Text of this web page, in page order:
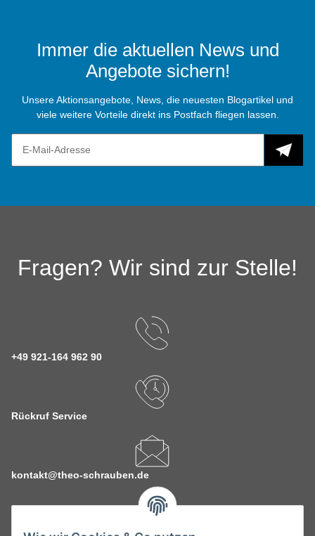
Immer die aktuellen News und
Angebote sichern!
Unsere Aktionsangebote, News, die neuesten Blogartikel und
viele weitere Vorteile direkt ins Postfach fliegen lassen.
Fragen? Wir sind zur Stelle!
+49 921-164 962 90
Rückruf Service
kontakt@theo-schrauben.de